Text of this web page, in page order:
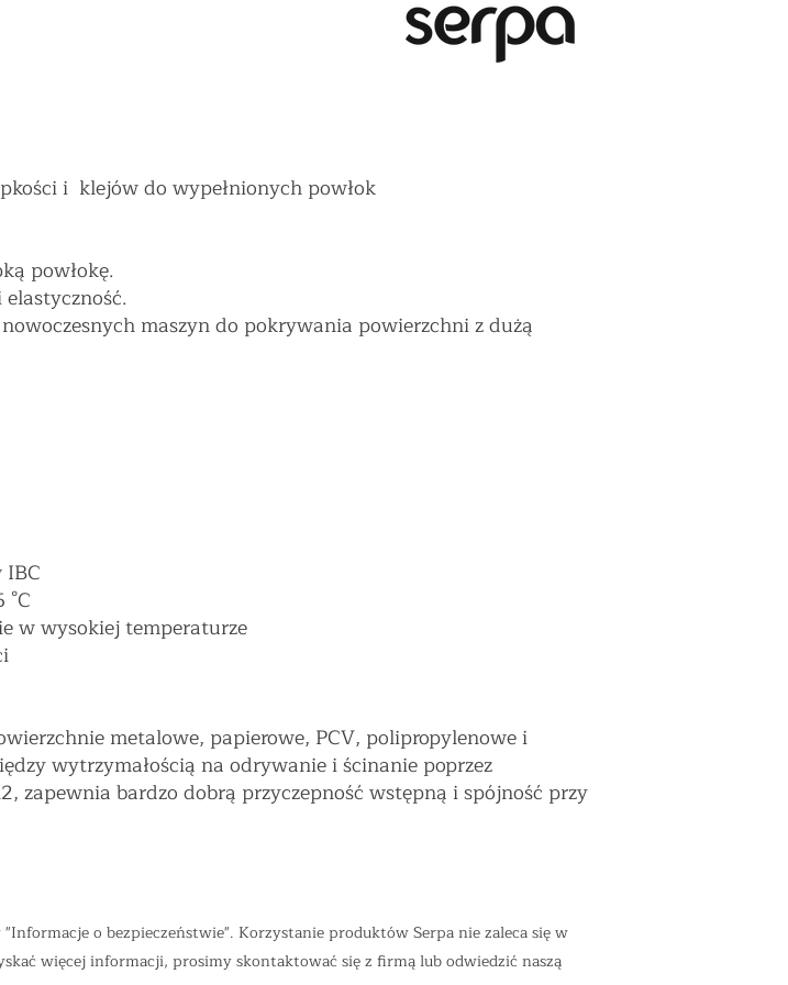
i klejów do wypełnionych powłok
powłokę.
maszyn do pokrywania powierzchni z dużą
w wysokiej temperaturze
metalowe, papierowe, PCV, polipropylenowe i
wytrzymałością na odrywanie i ścinanie poprzez
zapewnia bardzo dobrą przyczepność wstępną i spójność przy
o bezpieczeństwie". Korzystanie produktów Serpa nie zaleca się w
więcej informacji, prosimy skontaktować się z firmą lub odwiedzić naszą